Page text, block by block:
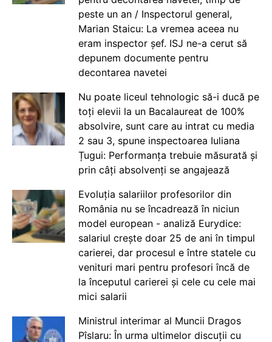
peste un an / Inspectorul general,
Marian Staicu: La vremea aceea nu
eram inspector șef. ISJ ne-a cerut să
depunem documente pentru
decontarea navetei
Nu poate liceul tehnologic să-i ducă pe
toți elevii la un Bacalaureat de 100%
absolvire, sunt care au intrat cu media
2 sau 3, spune inspectoarea Iuliana
Țugui: Performanța trebuie măsurată și
prin câți absolvenți se angajează
Evoluția salariilor profesorilor din
România nu se încadrează în niciun
model european - analiză Eurydice:
salariul crește doar 25 de ani în timpul
carierei, dar procesul e între statele cu
venituri mari pentru profesori încă de
la începutul carierei și cele cu cele mai
mici salarii
Ministrul interimar al Muncii Dragos
Pîslaru: În urma ultimelor discuții cu